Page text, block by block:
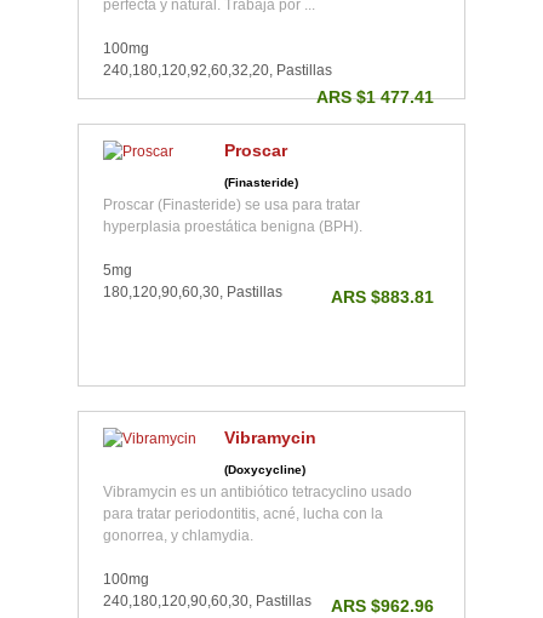
perfecta y natural. Trabaja por ...
100mg
240,180,120,92,60,32,20, Pastillas
ARS $1 477.41
Proscar
(Finasteride)
Proscar (Finasteride) se usa para tratar
hyperplasia proestática benigna (BPH).
5mg
180,120,90,60,30, Pastillas
ARS $883.81
Vibramycin
(Doxycycline)
Vibramycin es un antibiótico tetracyclino usado
para tratar periodontitis, acné, lucha con la
gonorrea, y chlamydia.
100mg
240,180,120,90,60,30, Pastillas
ARS $962.96